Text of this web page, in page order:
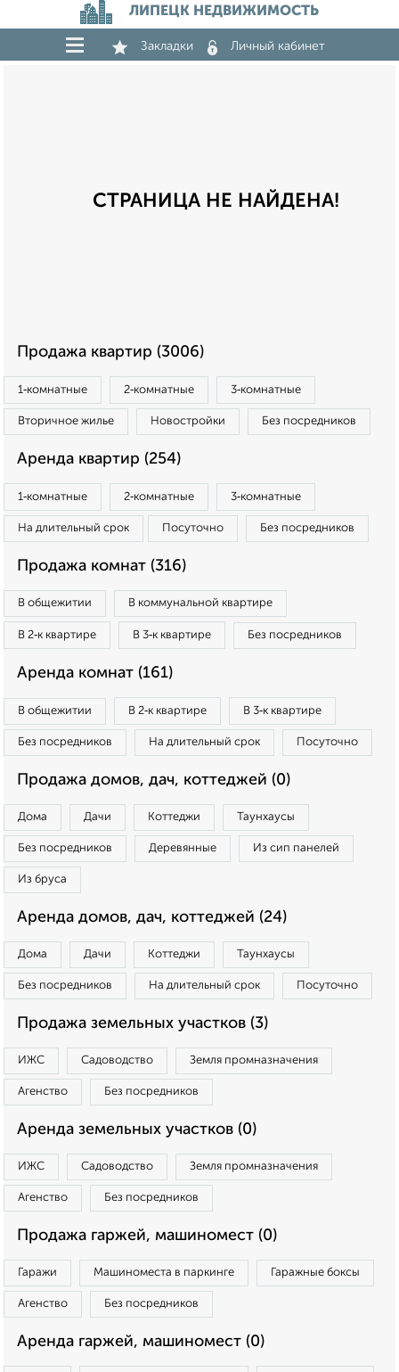
ЛИПЕЦК НЕДВИЖИМОСТЬ
Закладки Личный кабинет
СТРАНИЦА НЕ НАЙДЕНА!
Продажа квартир (3006)
1‑комнатные 2‑комнатные 3‑комнатные
Вторичное жилье Новостройки Без посредников
Аренда квартир (254)
1‑комнатные 2‑комнатные 3‑комнатные
На длительный срок Посуточно Без посредников
Продажа комнат (316)
В общежитии В коммунальной квартире
В 2‑к квартире В 3‑к квартире Без посредников
Аренда комнат (161)
В общежитии В 2‑к квартире В 3‑к квартире
Без посредников На длительный срок Посуточно
Продажа домов, дач, коттеджей (0)
Дома Дачи Коттеджи Таунхаусы
Без посредников Деревянные Из сип панелей
Из бруса
Аренда домов, дач, коттеджей (24)
Дома Дачи Коттеджи Таунхаусы
Без посредников На длительный срок Посуточно
Продажа земельных участков (3)
ИЖС Садоводство Земля промназначения
Агенство Без посредников
Аренда земельных участков (0)
ИЖС Садоводство Земля промназначения
Агенство Без посредников
Продажа гаржей, машиномест (0)
Гаражи Машиноместа в паркинге Гаражные боксы
Агенство Без посредников
Аренда гаржей, машиномест (0)